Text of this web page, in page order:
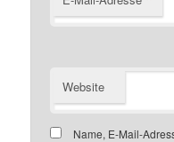
Website
Name, E-Mail-